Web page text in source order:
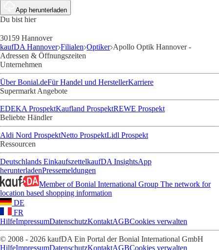
App herunterladen
Du bist hier
30159 Hannover
kaufDA Hannover Filialen Optiker Apollo Optik Hannover -
Adressen & Öffnungszeiten
Unternehmen
Über Bonial.deFür Handel und HerstellerKarriere
Supermarkt Angebote
EDEKA ProspektKaufland ProspektREWE Prospekt
Beliebte Händler
Aldi Nord ProspektNetto ProspektLidl Prospekt
Ressourcen
Deutschlands EinkaufszettelkaufDA InsightsApp
herunterladenPressemeldungen
Member of Bonial International Group The network for
location based shopping information
DE
FR
HilfeImpressumDatenschutzKontaktAGBCookies verwalten
© 2008 - 2026 kaufDA Ein Portal der Bonial International GmbH
HilfeImpressumDatenschutzKontaktAGBCookies verwalten